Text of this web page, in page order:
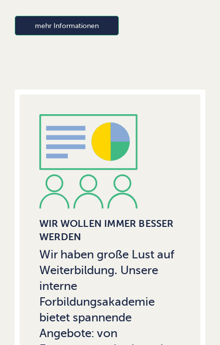
mehr Informationen
WIR WOLLEN IMMER BESSER
WERDEN
Wir haben große Lust auf
Weiterbildung. Unsere
interne
Forbildungsakademie
bietet spannende
Angebote: von